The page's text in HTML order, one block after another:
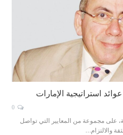
استراتيجية الإمارات
على مجموعة من المعايير التي تواصل
والالتزام…